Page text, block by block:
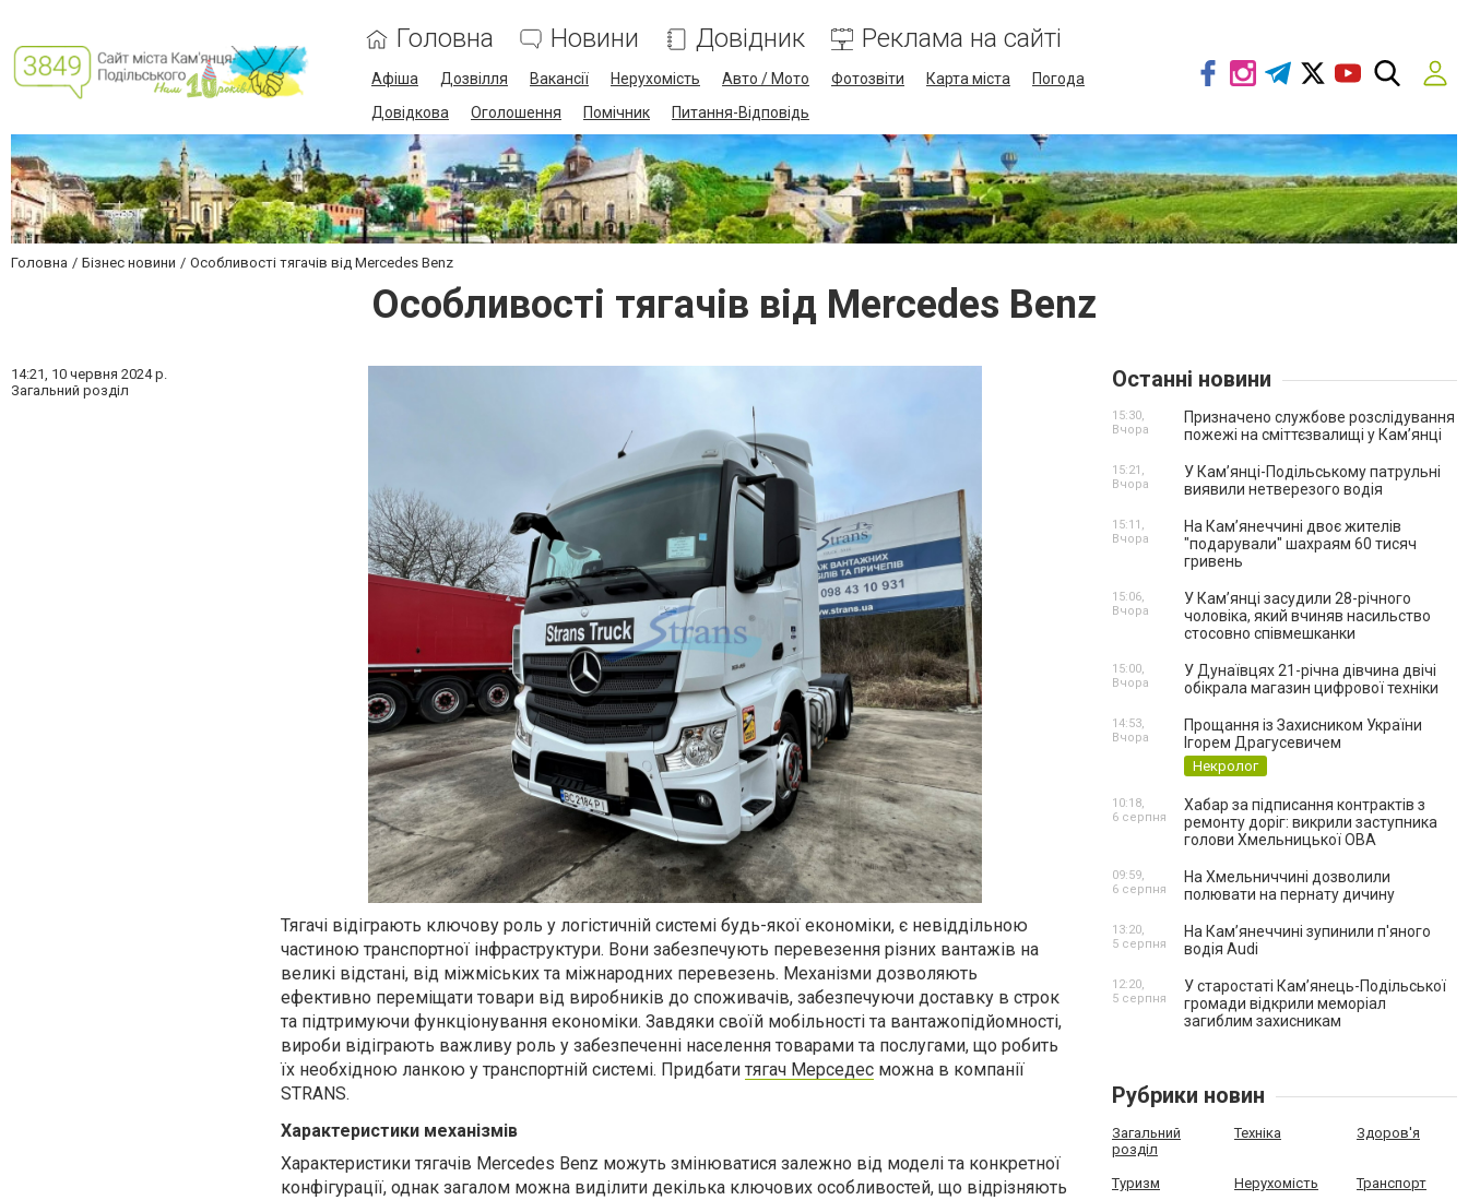
Головна Новини Довідник Реклама на сайті
Афіша Дозвілля Вакансії Нерухомість Авто / Мото Фотозвіти Карта міста
Погода
Довідкова
Оголошення Помічник Питання-Відповідь
Головна Бізнес новини Особливості тягачів від Mercedes Benz
Особливості тягачів від Mercedes Benz
14:21, 10 червня 2024 р.
Загальний розділ
Тягачі відіграють ключову роль у логістичній системі будь-якої економіки, є невіддільною
частиною транспортної інфраструктури. Вони забезпечують перевезення різних вантажів на
великі відстані, від міжміських та міжнародних перевезень. Механізми дозволяють
ефективно переміщати товари від виробників до споживачів, забезпечуючи доставку в строк
та підтримуючи функціонування економіки. Завдяки своїй мобільності та вантажопідйомності,
вироби відіграють важливу роль у забезпеченні населення товарами та послугами, що робить
їх необхідною ланкою у транспортній системі. Придбати тягач Мерседес можна в компанії
STRANS.
Характеристики механізмів
Характеристики тягачів Mercedes Benz можуть змінюватися залежно від моделі та конкретної
конфігурації, однак загалом можна виділити декілька ключових особливостей, що відрізняють
Останні новини
Призначено службове розслідування
пожежі на сміттєзвалищі у Кам’янці
15:30,
Вчора
У Кам’янці-Подільському патрульні
виявили нетверезого водія
15:21,
Вчора
На Камʼянеччині двоє жителів
"подарували" шахраям 60 тисяч
гривень
15:11,
Вчора
У Камʼянці засудили 28-річного
чоловіка, який вчиняв насильство
стосовно співмешканки
15:06,
Вчора
У Дунаївцях 21-річна дівчина двічі
обікрала магазин цифрової техніки
15:00,
Вчора
Прощання із Захисником України
Ігорем Драгусевичем
Некролог
14:53,
Вчора
Хабар за підписання контрактів з
ремонту доріг: викрили заступника
голови Хмельницької ОВА
10:18,
6 серпня
На Хмельниччині дозволили
полювати на пернату дичину
09:59,
6 серпня
На Камʼянеччині зупинили п'яного
водія Audi
13:20,
5 серпня
У старостаті Кам’янець-Подільської
громади відкрили меморіал
загиблим захисникам
12:20,
5 серпня
Рубрики новин
Загальний
розділ
Техніка Здоров'я
Туризм Нерухомість Транспорт